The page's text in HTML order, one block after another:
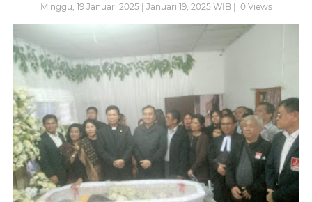
Minggu, 19 Januari 2025 | Januari 19, 2025 WIB | 0Views